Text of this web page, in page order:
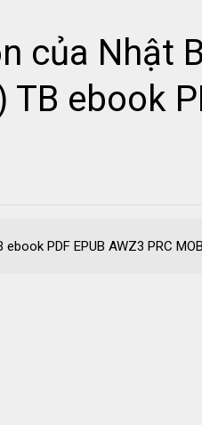
của Nhật
ebook
PDF EPUB AWZ3 PRC